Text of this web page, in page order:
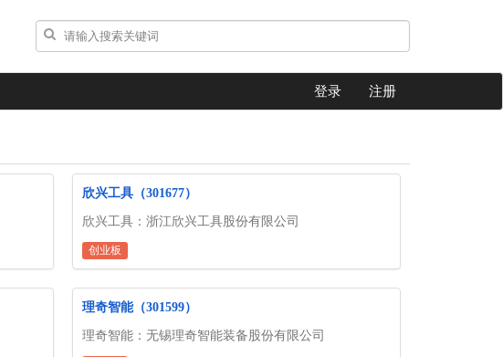
登录 注册
欣兴工具（301677）
欣兴工具：浙江欣兴工具股份有限公司
创业板
理奇智能（301599）
理奇智能：无锡理奇智能装备股份有限公司